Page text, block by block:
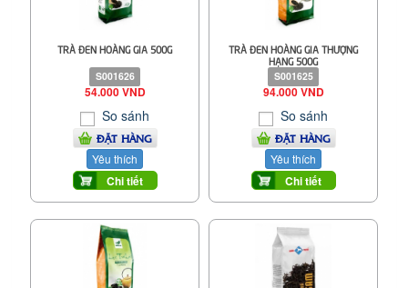
TRÀ ĐEN HOÀNG GIA 500G
S001626
54.000 VND
So sánh
ĐẶT HÀNG
Yêu thích
Chi tiết
TRÀ ĐEN HOÀNG GIA THƯỢNG
HẠNG 500G
S001625
94.000 VND
So sánh
ĐẶT HÀNG
Yêu thích
Chi tiết